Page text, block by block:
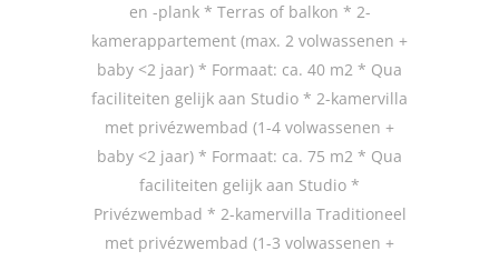
en -plank * Terras of balkon * 2-
kamerappartement (max. 2 volwassenen +
baby <2 jaar) * Formaat: ca. 40 m2 * Qua
faciliteiten gelijk aan Studio * 2-kamervilla
met privézwembad (1-4 volwassenen +
baby <2 jaar) * Formaat: ca. 75 m2 * Qua
faciliteiten gelijk aan Studio *
Privézwembad * 2-kamervilla Traditioneel
met privézwembad (1-3 volwassenen +